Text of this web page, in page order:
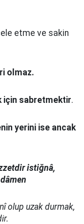
etme ve sakin
olmaz.
için sabretmektir.
yerini ise ancak
istiğnâ,
olup uzak durmak,